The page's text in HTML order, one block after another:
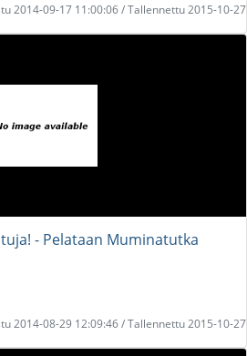
2014-09-17 11:00:06 / Tallennettu 2015-10-27
- Pelataan Muminatutka
2014-08-29 12:09:46 / Tallennettu 2015-10-27